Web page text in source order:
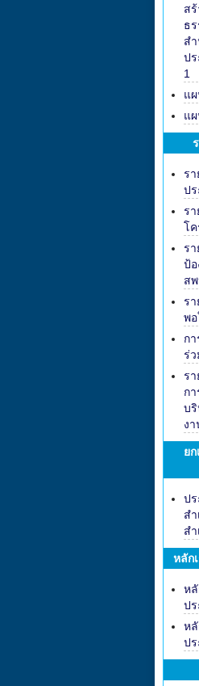
ส
ธ
ส
ป
1
แ
แ
ร
ปร
ร
โค
ร
ป้
ส
รา
พอ
ก
ร่ว
ร
ก
บริ
ง
ย
ปร
ส
ส
หลัก
ห
ป
ห
ป